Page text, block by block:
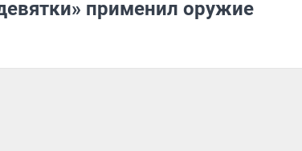
применил оружие